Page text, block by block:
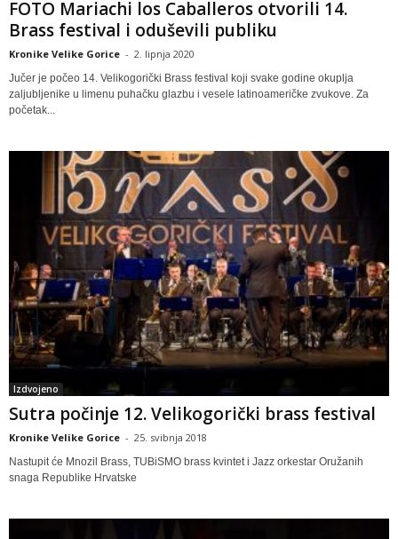
FOTO Mariachi los Caballeros otvorili 14.
Brass festival i oduševili publiku
Kronike Velike Gorice - 2. lipnja 2020
Jučer je počeo 14. Velikogorički Brass festival koji svake godine okuplja
zaljubljenike u limenu puhačku glazbu i vesele latinoameričke zvukove. Za
početak...
Izdvojeno
Sutra počinje 12. Velikogorički brass festival
Kronike Velike Gorice - 25. svibnja 2018
Nastupit će Mnozil Brass, TUBiSMO brass kvintet i Jazz orkestar Oružanih
snaga Republike Hrvatske